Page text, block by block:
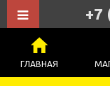
ГЛАВНАЯ
+7